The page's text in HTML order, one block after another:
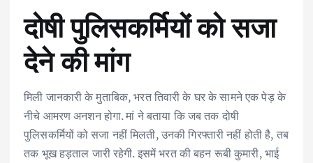
दोषी पुलिसकर्मियों को सजा
देने की मांग
मिली जानकारी के मुताबिक, भरत तिवारी के घर के सामने एक पेड़ के
नीचे आमरण अनशन होगा. मां ने बताया कि जब तक दोषी
पुलिसकर्मियों को सजा नहीं मिलती, उनकी गिरफ्तारी नहीं होती है, तब
तक भूख हड़ताल जारी रहेगी. इसमें भरत की बहन रूबी कुमारी, भाई